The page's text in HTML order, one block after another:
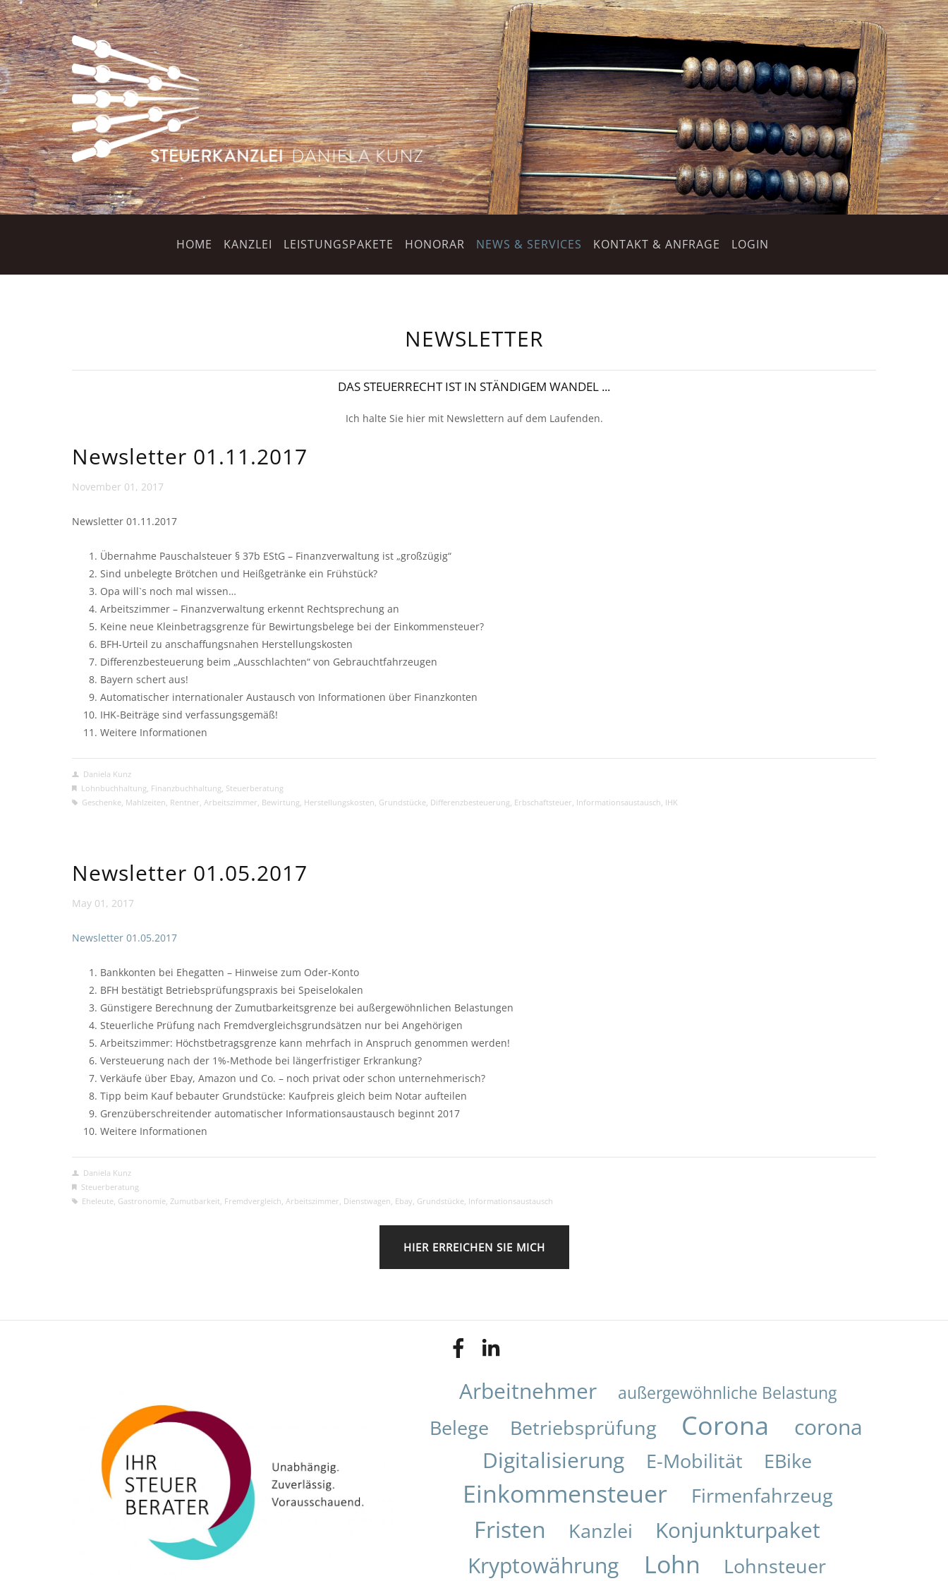
HOME KANZLEI LEISTUNGSPAKETE HONORAR NEWS & SERVICES KONTAKT & ANFRAGE LOGIN
NEWSLETTER
DAS STEUERRECHT IST IN STÄNDIGEM WANDEL ...
Ich halte Sie hier mit Newslettern auf dem Laufenden.
Newsletter 01.11.2017
November 01, 2017
Newsletter 01.11.2017
Übernahme Pauschalsteuer § 37b EStG – Finanzverwaltung ist „großzügig“
Sind unbelegte Brötchen und Heißgetränke ein Frühstück?
Opa will`s noch mal wissen…
Arbeitszimmer – Finanzverwaltung erkennt Rechtsprechung an
Keine neue Kleinbetragsgrenze für Bewirtungsbelege bei der Einkommensteuer?
BFH-Urteil zu anschaffungsnahen Herstellungskosten
Differenzbesteuerung beim „Ausschlachten“ von Gebrauchtfahrzeugen
Bayern schert aus!
Automatischer internationaler Austausch von Informationen über Finanzkonten
IHK-Beiträge sind verfassungsgemäß!
Weitere Informationen
Daniela Kunz
Lohnbuchhaltung, Finanzbuchhaltung, Steuerberatung
Geschenke, Mahlzeiten, Rentner, Arbeitszimmer, Bewirtung, Herstellungskosten, Grundstücke, Differenzbesteuerung, Erbschaftsteuer, Informationsaustausch, IHK
Newsletter 01.05.2017
May 01, 2017
Newsletter 01.05.2017
Bankkonten bei Ehegatten – Hinweise zum Oder-Konto
BFH bestätigt Betriebsprüfungspraxis bei Speiselokalen
Günstigere Berechnung der Zumutbarkeitsgrenze bei außergewöhnlichen Belastungen
Steuerliche Prüfung nach Fremdvergleichsgrundsätzen nur bei Angehörigen
Arbeitszimmer: Höchstbetragsgrenze kann mehrfach in Anspruch genommen werden!
Versteuerung nach der 1%-Methode bei längerfristiger Erkrankung?
Verkäufe über Ebay, Amazon und Co. – noch privat oder schon unternehmerisch?
Tipp beim Kauf bebauter Grundstücke: Kaufpreis gleich beim Notar aufteilen
Grenzüberschreitender automatischer Informationsaustausch beginnt 2017
Weitere Informationen
Daniela Kunz
Steuerberatung
Eheleute, Gastronomie, Zumutbarkeit, Fremdvergleich, Arbeitszimmer, Dienstwagen, Ebay, Grundstücke, Informationsaustausch
HIER ERREICHEN SIE MICH
Arbeitnehmer außergewöhnliche Belastung
Belege Betriebsprüfung Corona
corona
Digitalisierung
E-Mobilität EBike
Einkommensteuer Firmenfahrzeug
Fristen Kanzlei
Konjunkturpaket
Kryptowährung
Lohn Lohnsteuer